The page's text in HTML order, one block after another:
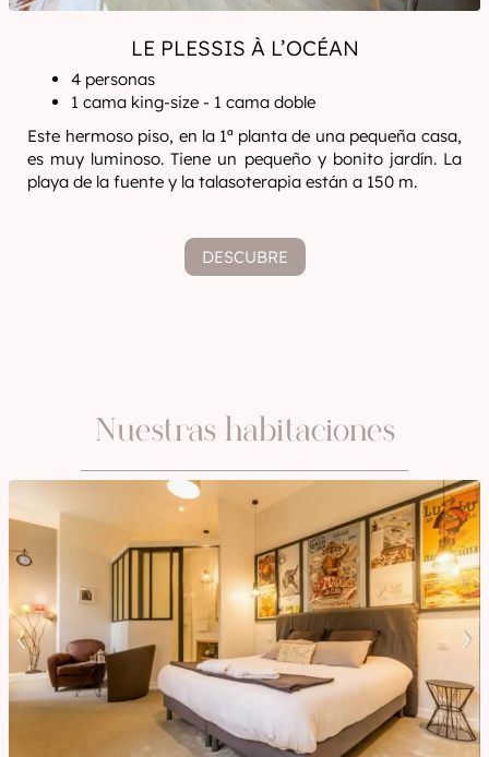
LE PLESSIS À L’OCÉAN
4 personas
1 cama king-size - 1 cama doble
Este hermoso piso, en la 1ª planta de una pequeña casa,
es muy luminoso. Tiene un pequeño y bonito jardín. La
playa de la fuente y la talasoterapia están a 150 m.
DESCUBRE
Nuestras habitaciones